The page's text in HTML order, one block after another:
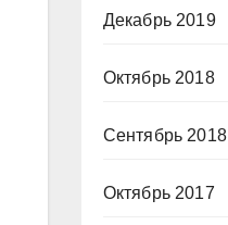
Декабрь 2019
Октябрь 2018
Сентябрь 2018
Октябрь 2017